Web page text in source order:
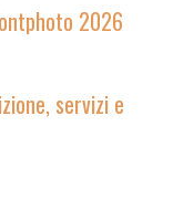
2026
servizi e